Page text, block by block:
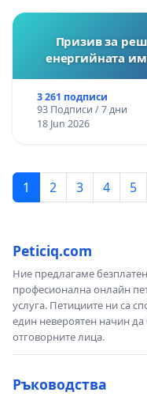
Призив за
енергийната
3 261 подписи
93 Подписи / 7 дни
18 Jun 2026
1 2 3 4 5
Peticiq.com
Ние предлагаме
професионална онлайн
услуга. Петициите ни са
един невероятен начин
отговорните лица.
Ръководства